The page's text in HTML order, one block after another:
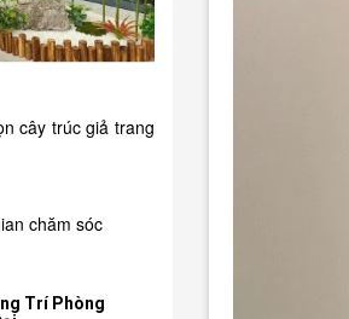
cây trúc giả trang
chăm sóc
Trí Phòng